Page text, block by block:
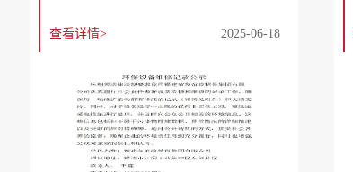
查看详情> 2025-06-18